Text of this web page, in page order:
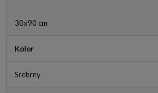
30x90 cm
Kolor
Srebrny